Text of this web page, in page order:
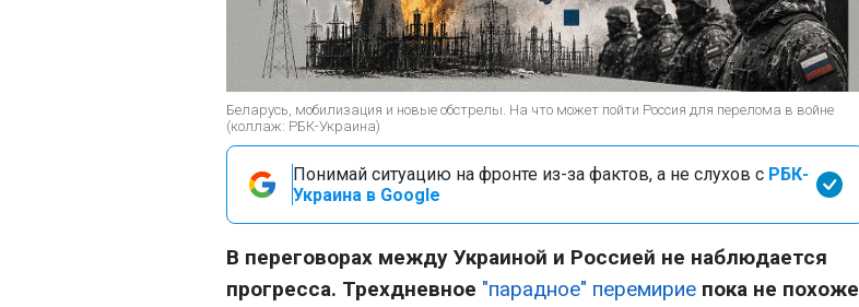
Беларусь, мобилизация и новые обстрелы. На что может пойти Россия для перелома в войне
(коллаж: РБК-Украина)
Понимай ситуацию на фронте из-за фактов, а не слухов с РБК-
Украина в Google
В переговорах между Украиной и Россией не наблюдается
прогресса. Трехдневное "парадное" перемирие пока не похоже